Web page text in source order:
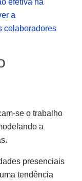
efetiva na
a
colaboradores
se o trabalho
a
presenciais
tendência